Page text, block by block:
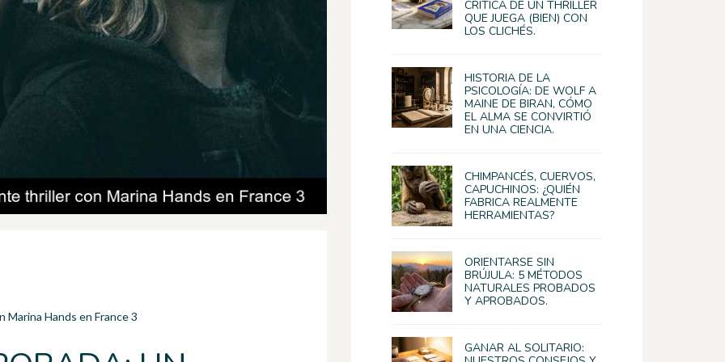
Hands en France 3
CRÍTICA DE UN THRILLER
QUE JUEGA (BIEN) CON
LOS CLICHÉS.
HISTORIA DE LA
PSICOLOGÍA: DE WOLF A
MAINE DE BIRAN, CÓMO
EL ALMA SE CONVIRTIÓ
EN UNA CIENCIA.
CHIMPANCÉS, CUERVOS,
CAPUCHINOS: ¿QUIÉN
FABRICA REALMENTE
HERRAMIENTAS?
ORIENTARSE SIN
BRÚJULA: 5 MÉTODOS
NATURALES PROBADOS
Y APROBADOS.
GANAR AL SOLITARIO: